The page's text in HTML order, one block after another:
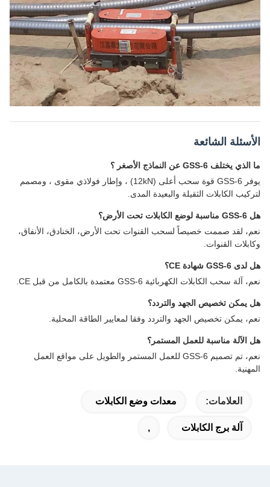
الأسئلة الشائعة
ما الذي يختلف GSS-6 عن النماذج الأصغر ؟
يوفر GSS-6 قوة سحب أعلى (12kN) ، وإطار فولاذي مقوى ، ومصمم
لتركيب الكابلات الثقيلة والبعيدة المدى.
هل GSS-6 مناسبة لوضع الكابلات تحت الأرض؟
نعم، لقد صممت خصيصاً لسحب القنوات تحت الأرض، الخنادق، الأنفاق،
وكابلات القنوات.
هل لدى GSS-6 شهادة CE؟
نعم، آلة سحب الكابلات الكهربائية GSS-6 معتمدة بالكامل من قبل CE.
هل يمكن تخصيص الجهد والتردد؟
نعم، يمكن تخصيص الجهد والتردد وفقا لمعايير الطاقة المحلية.
هل الآلة مناسبة للعمل المستمر؟
نعم، تم تصميم GSS-6 للعمل المستمر والطويل على مواقع العمل
المهنية.
العلامات: معدات وضع الكابلات
آلة برج الكابلات